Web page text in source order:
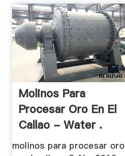
Molinos Para
Procesar Oro En El
Callao - Water .
molinos para procesar oro